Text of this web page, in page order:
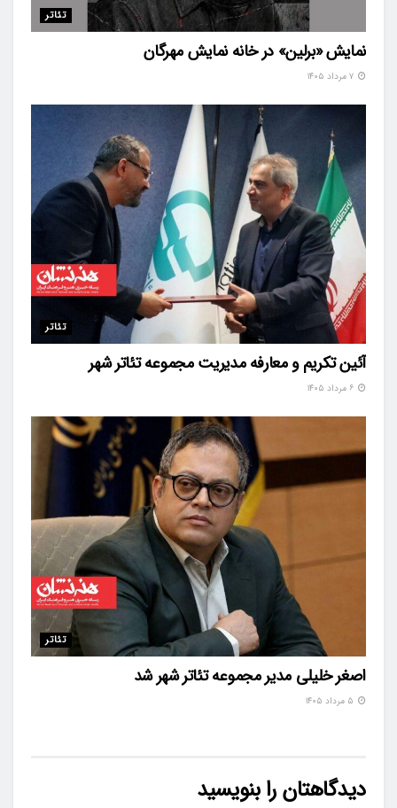
تئاتر
نمایش «برلین» در خانه نمایش مهرگان
تئاتر
آئین تکریم و معارفه مدیریت مجموعه تئاتر شهر
تئاتر
اصغر خلیلی مدیر مجموعه تئاتر شهر شد
دیدگاهتان را بنویسید